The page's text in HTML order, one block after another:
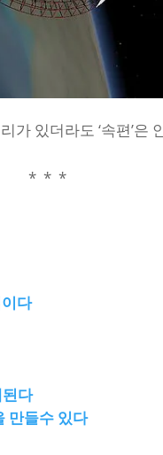
있더라도 ‘속편’은
* * *
다
다
만들수 있다